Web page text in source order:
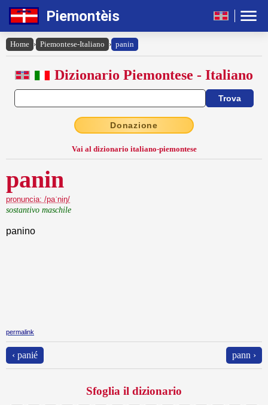
Piemontèis
Home › Piemontese-Italiano › panin
Dizionario Piemontese - Italiano
Donazione
Vai al dizionario italiano-piemontese
panin
pronuncia: /paˈniŋ/
sostantivo maschile
panino
permalink
‹ panié pann ›
Sfoglia il dizionario